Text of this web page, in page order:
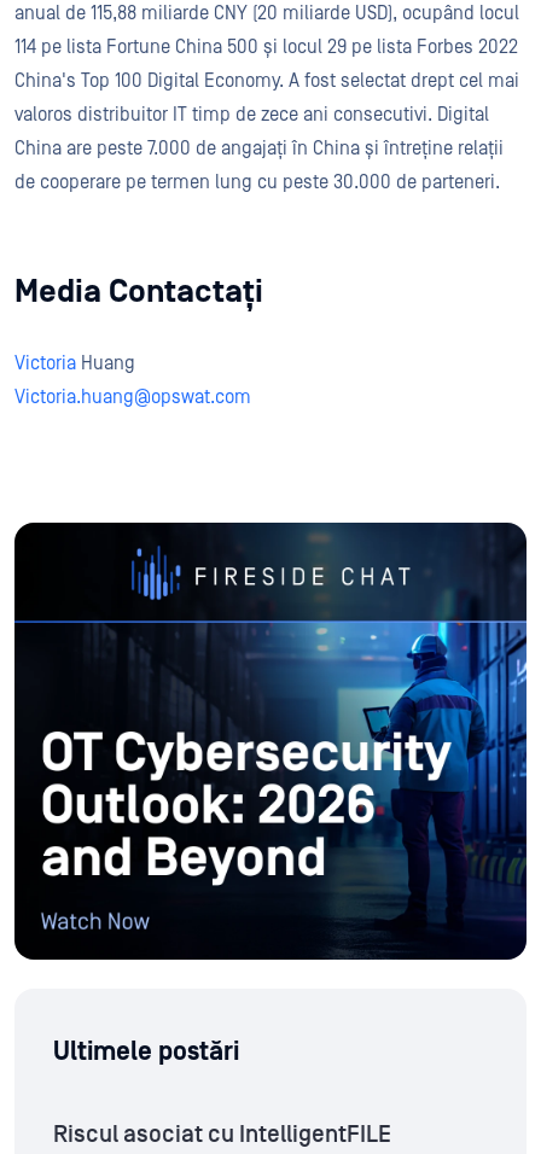
anual de 115,88 miliarde CNY (20 miliarde USD), ocupând locul
114 pe lista Fortune China 500 și locul 29 pe lista Forbes 2022
China's Top 100 Digital Economy. A fost selectat drept cel mai
valoros distribuitor IT timp de zece ani consecutivi. Digital
China are peste 7.000 de angajați în China și întreține relații
de cooperare pe termen lung cu peste 30.000 de parteneri.
Media Contactați
Victoria Huang
Victoria.huang@opswat.com
Ultimele postări
Riscul asociat cu IntelligentFILE